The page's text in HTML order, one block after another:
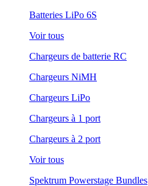
Batteries LiPo 6S
Voir tous
Chargeurs de batterie RC
Chargeurs NiMH
Chargeurs LiPo
Chargeurs à 1 port
Chargeurs à 2 port
Voir tous
Spektrum Powerstage Bundles